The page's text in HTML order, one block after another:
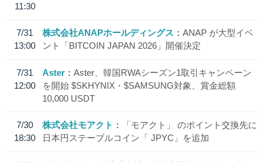
11:30
7/31
13:00
株式会社ANAPホールディングス
ANAP が大型イベ
ント「BITCOIN JAPAN 2026」開催決定
7/31
12:00
Aster
Aster、韓国RWAシーズン1取引キャンペーン
を開始 $SKHYNIX・$SAMSUNG対象、賞金総額
10,000 USDT
7/30
18:30
株式会社モアクト
「モアクト」 のポイント交換先に
日本円ステーブルコイン「 JPYC」を追加
7/29
SBI VCトレード株式会社
信託型円建てステーブル